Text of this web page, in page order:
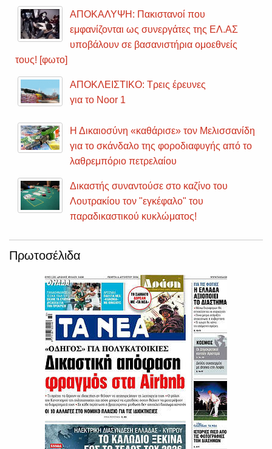
ΑΠΟΚΑΛΥΨΗ: Πακιστανοί που
εμφανίζονται ως συνεργάτες της ΕΛ.ΑΣ
υποβάλουν σε βασανιστήρια ομοεθνείς
τους! [φωτο]
ΑΠΟΚΛΕΙΣΤΙΚΟ: Τρεις έρευνες
για το Noor 1
Η Δικαιοσύνη «καθάρισε» τον Μελισσανίδη
για το σκάνδαλο της φοροδιαφυγής από το
λαθρεμπόριο πετρελαίου
Δικαστής συναντούσε στο καζίνο του
Λουτρακίου τον "εγκέφαλο" του
παραδικαστικού κυκλώματος!
Πρωτοσέλιδα